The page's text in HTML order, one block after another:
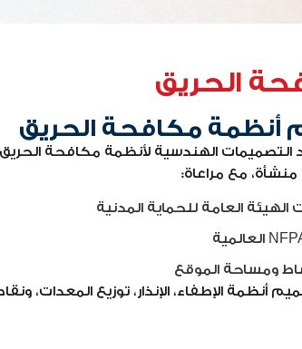
الحريق
أنظمة مكافحة الحريق
التصميمات الهندسية لأنظمة مكافحة
مع مراعاة:
الهيئة العامة للحماية المدنية
ومساحة الموقع
أنظمة الإطفاء، الإنذار، توزيع المعدات،